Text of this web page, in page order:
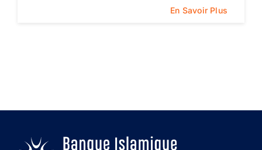
En Savoir Plus